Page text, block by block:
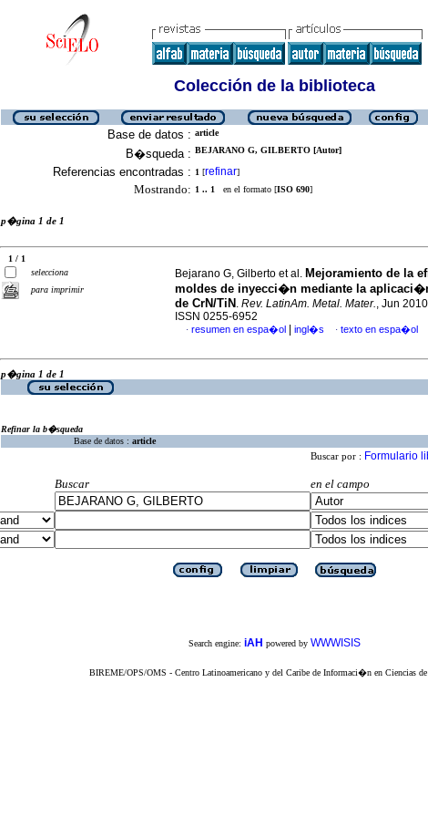
Colección de la biblioteca
Base de datos : article
B�squeda : BEJARANO G, GILBERTO [Autor]
Referencias encontradas : 1 [refinar]
Mostrando: 1 .. 1 en el formato [ISO 690]
p�gina 1 de 1
1 / 1
selecciona
para imprimir
Bejarano G, Gilberto et al. Mejoramiento de la
moldes de inyecci�n mediante la
de CrN/TiN . Rev. LatinAm. Metal. Mater., Jun
ISSN 0255-6952
· resumen en espa�ol ingl�s · texto en espa�ol
p�gina 1 de 1
Refinar la b�squeda
Base de datos : article
Buscar por : Formulario
Buscar
en el campo
Search engine: iAH powered by WWWISIS
BIREME/OPS/OMS - Centro Latinoamericano y del Caribe de Informaci�n en Ciencias